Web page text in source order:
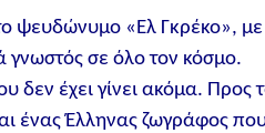
ψευδώνυμο «Ελ Γκρέκο», με
γνωστός σε όλο τον κόσμο.
δεν έχει γίνει ακόμα. Προς
ένας Έλληνας ζωγράφος